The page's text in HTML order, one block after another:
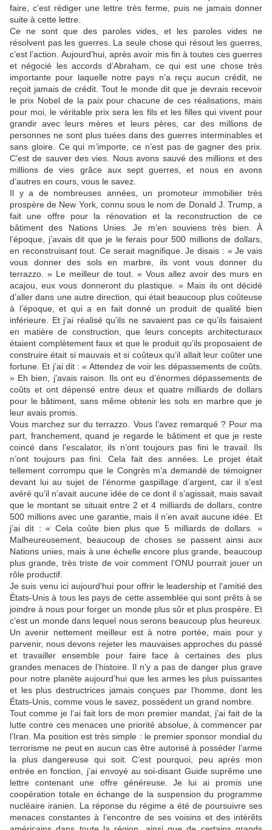
faire, c’est rédiger une lettre très ferme, puis ne jamais donner
suite à cette lettre.
Ce ne sont que des paroles vides, et les paroles vides ne
résolvent pas les guerres. La seule chose qui résout les guerres,
c’est l’action. Aujourd’hui, après avoir mis fin à toutes ces guerres
et négocié les accords d’Abraham, ce qui est une chose très
importante pour laquelle notre pays n’a reçu aucun crédit, ne
reçoit jamais de crédit. Tout le monde dit que je devrais recevoir
le prix Nobel de la paix pour chacune de ces réalisations, mais
pour moi, le véritable prix sera les fils et les filles qui vivent pour
grandir avec leurs mères et leurs pères, car des millions de
personnes ne sont plus tuées dans des guerres interminables et
sans gloire. Ce qui m’importe, ce n’est pas de gagner des prix.
C’est de sauver des vies. Nous avons sauvé des millions et des
millions de vies grâce aux sept guerres, et nous en avons
d’autres en cours, vous le savez.
Il y a de nombreuses années, un promoteur immobilier très
prospère de New York, connu sous le nom de Donald J. Trump, a
fait une offre pour la rénovation et la reconstruction de ce
bâtiment des Nations Unies. Je m’en souviens très bien. À
l’époque, j’avais dit que je le ferais pour 500 millions de dollars,
en reconstruisant tout. Ce serait magnifique. Je disais : « Je vais
vous donner des sols en marbre, ils vont vous donner du
terrazzo. » Le meilleur de tout. « Vous allez avoir des murs en
acajou, eux vous donneront du plastique. » Mais ils ont décidé
d’aller dans une autre direction, qui était beaucoup plus coûteuse
à l’époque, et qui a en fait donné un produit de qualité bien
inférieure. Et j’ai réalisé qu’ils ne savaient pas ce qu’ils faisaient
en matière de construction, que leurs concepts architecturaux
étaient complètement faux et que le produit qu’ils proposaient de
construire était si mauvais et si coûteux qu’il allait leur coûter une
fortune. Et j’ai dit : « Attendez de voir les dépassements de coûts.
» Eh bien, j’avais raison. Ils ont eu d’énormes dépassements de
coûts et ont dépensé entre deux et quatre milliards de dollars
pour le bâtiment, sans même obtenir les sols en marbre que je
leur avais promis.
Vous marchez sur du terrazzo. Vous l’avez remarqué ? Pour ma
part, franchement, quand je regarde le bâtiment et que je reste
coincé dans l’escalator, ils n’ont toujours pas fini le travail. Ils
n’ont toujours pas fini. Cela fait des années. Le projet était
tellement corrompu que le Congrès m’a demandé de témoigner
devant lui au sujet de l’énorme gaspillage d’argent, car il s’est
avéré qu’il n’avait aucune idée de ce dont il s’agissait, mais savait
que le montant se situait entre 2 et 4 milliards de dollars, contre
500 millions avec une garantie, mais il n’en avait aucune idée. Et
j’ai dit : « Cela coûte bien plus que 5 milliards de dollars. »
Malheureusement, beaucoup de choses se passent ainsi aux
Nations unies, mais à une échelle encore plus grande, beaucoup
plus grande, très triste de voir comment l’ONU pourrait jouer un
rôle productif.
Je suis venu ici aujourd’hui pour offrir le leadership et l’amitié des
États-Unis à tous les pays de cette assemblée qui sont prêts à se
joindre à nous pour forger un monde plus sûr et plus prospère. Et
c’est un monde dans lequel nous serons beaucoup plus heureux.
Un avenir nettement meilleur est à notre portée, mais pour y
parvenir, nous devons rejeter les mauvaises approches du passé
et travailler ensemble pour faire face à certaines des plus
grandes menaces de l’histoire. Il n’y a pas de danger plus grave
pour notre planète aujourd’hui que les armes les plus puissantes
et les plus destructrices jamais conçues par l’homme, dont les
États-Unis, comme vous le savez, possèdent un grand nombre.
Tout comme je l’ai fait lors de mon premier mandat, j’ai fait de la
lutte contre ces menaces une priorité absolue, à commencer par
l’Iran. Ma position est très simple : le premier sponsor mondial du
terrorisme ne peut en aucun cas être autorisé à posséder l’arme
la plus dangereuse qui soit. C’est pourquoi, peu après mon
entrée en fonction, j’ai envoyé au soi-disant Guide suprême une
lettre contenant une offre généreuse. Je lui ai promis une
coopération totale en échange de la suspension du programme
nucléaire iranien. La réponse du régime a été de poursuivre ses
menaces constantes à l’encontre de ses voisins et des intérêts